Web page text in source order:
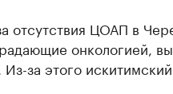
отсутствия ЦОАП в
онкологией,
за этого